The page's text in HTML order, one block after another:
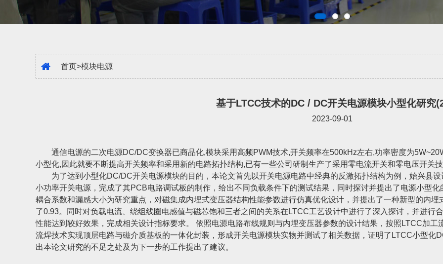
首页>模块电源
基于LTCC技术的DC / DC开关电源模块小型化研究
2023-09-01
通信电源的二次电源DC/DC变换器已商品化,模块采用高频PWM技术,开关频率在500kHz左右,功率密度为
小型化,因此就要不断提高开关频率和采用新的电路拓扑结构,已有一些公司研制生产了采用零电流开关和零电压开关
为了达到小型化DC/DC开关电源模块的目的，本论文首先以开关电源电路中经典的反激拓扑结构为例，始兴县
小功率开关电源，完成了其PCB电路调试板的制作，给出不同负载条件下的测试结果，同时探讨并提出了电源小型
耦合系数和漏感大小为研究重点，对磁集成内埋式变压器结构性能参数进行仿真优化设计，并提出了一种新型的内
了0.93。同时对负载电流、绕组线圈电感值与磁芯饱和三者之间的关系在LTCC工艺设计中进行了深入探讨，并进行
性能达到较好效果，完成相关设计指标要求。 依照电源电路布线规则与内埋变压器参数的设计结果，按照LTCC加
流焊技术实现顶层电路与磁介质基板的一体化封装，形成开关电源模块实物并测试了相关数据，证明了LTCC小型化
出本论文研究的不足之处及为下一步的工作提出了建议。